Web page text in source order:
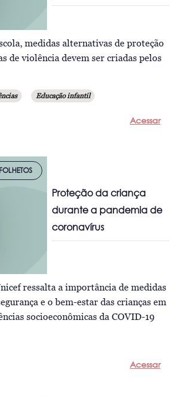
medidas alternativas de proteção
de violência devem ser criadas pelos
Educação infantil
Acessar
FOLHETOS
Proteção da criança
durante a pandemia de
coronavírus
ressalta a importância de medidas
e o bem-estar das crianças em
socioeconômicas da COVID-19
Acessar